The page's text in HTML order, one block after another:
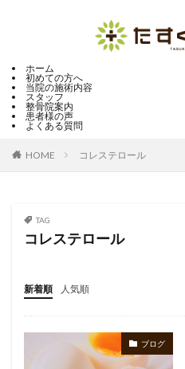
ホーム
初めての方へ
当院の施術内容
スタッフ
整骨院案内
患者様の声
よくある質問
HOME コレステロール
TAG
コレステロール
新着順 人気順
ブログ